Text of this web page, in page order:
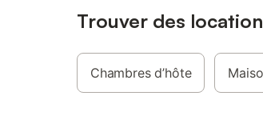
Trouver des
Chambres d’hôte